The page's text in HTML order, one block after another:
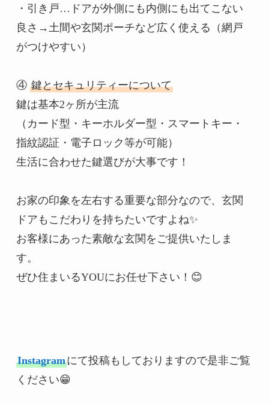
・引き戸…ドアが外側にも内側にも出てこない
良さ→土間や玄関ポーチなど広く使える（網戸
がつけやすい）
④ 鍵とセキュリティーについて
鍵は基本2ヶ所が主流
（カード型・キーホルダー型・スマートキー・
指紋認証・電子ロック等が可能）
生活に合わせた鍵選びが大事です！
お家の印象を左右する重要な部分なので、玄関
ドアもこだわりを持ちたいですよね✨
お客様にあった素敵な玄関をご提供いたしま
す。
ぜひ住まいるYOUにお任せ下さい！😊
Instagramにて投稿もしておりますので是非ご覧
ください😁